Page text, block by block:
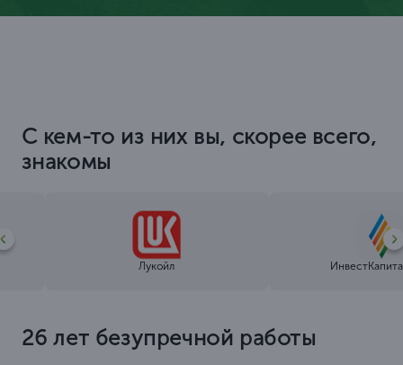
С кем-то из них вы, скорее всего,
знакомы
Лукойл
26 лет безупречной работы